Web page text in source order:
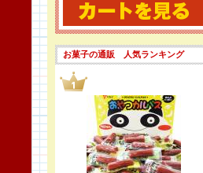
お菓子の通販 人気ランキング